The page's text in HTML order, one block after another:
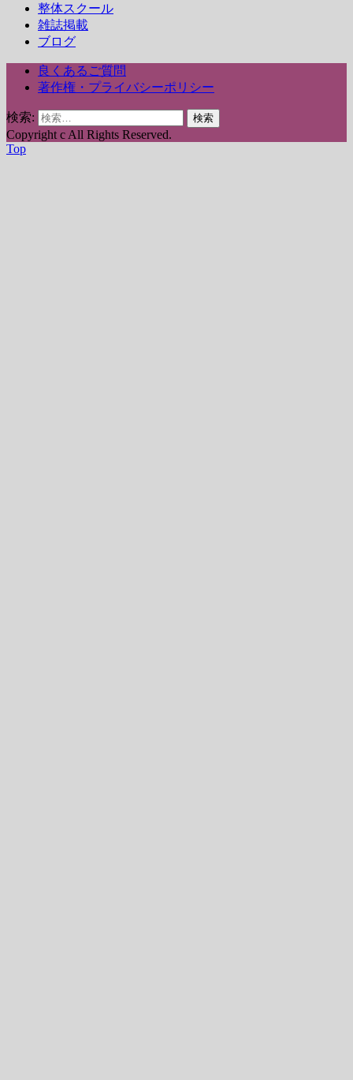
整体スクール
雑誌掲載
ブログ
良くあるご質問
著作権・プライバシーポリシー
検索:
Copyright c All Rights Reserved.
Top